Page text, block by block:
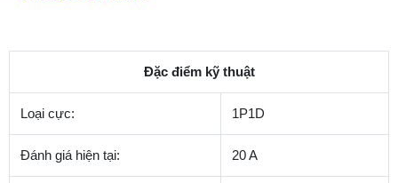
Đặc điểm kỹ thuật
Loại cực: 1P1D
Đánh giá hiện tại: 20 A